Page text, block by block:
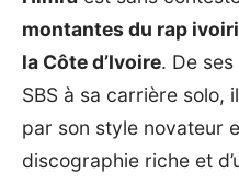
montantes du rap
la Côte d’Ivoire. De
SBS à sa carrière solo,
par son style novateur
discographie riche et